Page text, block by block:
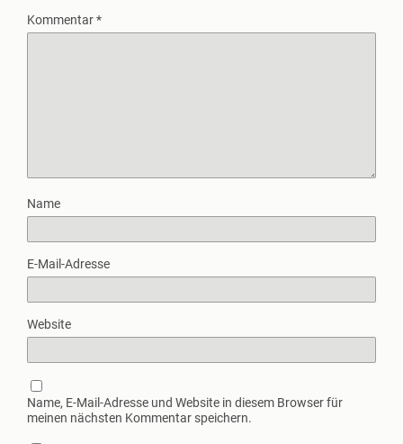
Kommentar*
Name
E-Mail-Adresse
Website
Name, E-Mail-Adresse und Website in diesem Browser für
meinen nächsten Kommentar speichern.